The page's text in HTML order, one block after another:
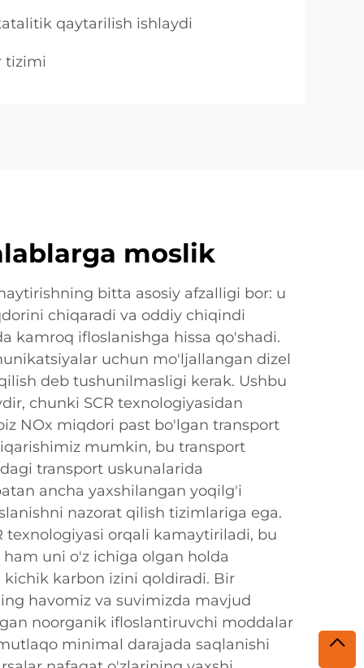
qaytarilish ishlaydi
tizimi
moslik
bitta asosiy afzalligi bor: u
chiqaradi va oddiy chiqindi
kamroq ifloslanishga hissa qo'shadi.
uchun mo'ljallangan dizel
deb tushunilmasligi kerak. Ushbu
chunki SCR texnologiyasidan
NOx miqdori past bo'lgan transport
mumkin, bu transport
transport uskunalarida
ancha yaxshilangan yoqilg'i
nazorat qilish tizimlariga ega.
texnologiyasi orqali kamaytiriladi, bu
uni o'z ichiga olgan holda
kichik karbon izini qoldiradi. Bir
havomiz va suvimizda mavjud
noorganik ifloslantiruvchi moddalar
minimal darajada saqlanishi